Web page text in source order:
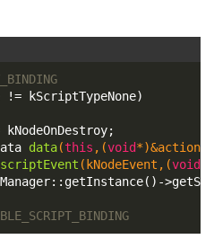
kScriptTypeNone)
data(this ,(void*)&action)
scriptEvent (kNodeEvent,(void